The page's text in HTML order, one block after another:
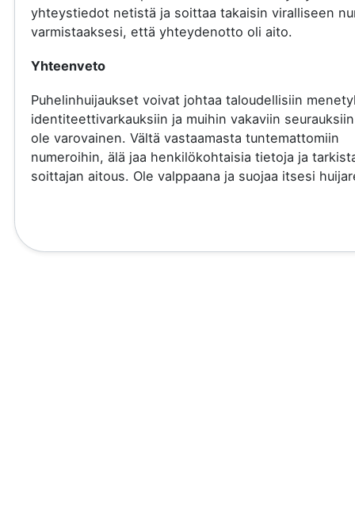
yhteystiedot netistä ja soittaa takaisin viralliseen
varmistaaksesi, että yhteydenotto oli aito.
Yhteenveto
Puhelinhuijaukset voivat johtaa taloudellisiin
identiteettivarkauksiin ja muihin vakaviin
ole varovainen. Vältä vastaamasta tuntemattomiin
numeroihin, älä jaa henkilökohtaisia tietoja ja
soittajan aitous. Ole valppaana ja suojaa itsesi